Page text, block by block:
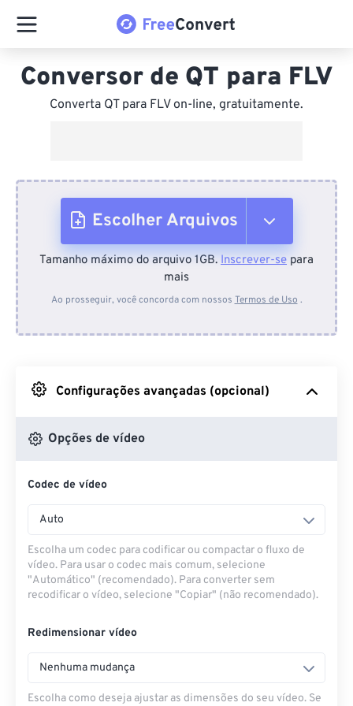
Conversor de QT para FLV
Converta QT para FLV on-line, gratuitamente.
Escolher Arquivos
Do dispositivo
Do Google Drive
Do OneDrive
Tamanho máximo do arquivo 1GB. Inscrever-se para
mais
Ao prosseguir, você concorda com nossos Termos de Uso .
Configurações avançadas (opcional)
Opções de vídeo
Codec de vídeo
Auto
Escolha um codec para codificar ou compactar o fluxo de
vídeo. Para usar o codec mais comum, selecione
"Automático" (recomendado). Para converter sem
recodificar o vídeo, selecione "Copiar" (não recomendado).
Redimensionar vídeo
Nenhuma mudança
Escolha como deseja ajustar as dimensões do seu vídeo. Se